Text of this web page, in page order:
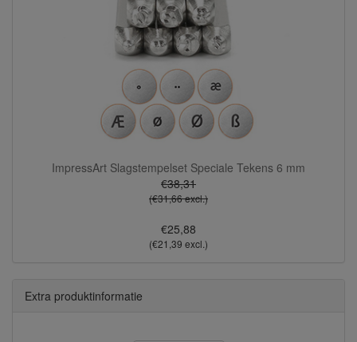
ImpressArt Slagstempelset Speciale Tekens 6 mm
€38,31
(€31,66 excl.)
€25,88
(€21,39 excl.)
Extra produktinformatie